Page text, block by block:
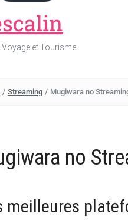
Voyage et Tourisme
/ Streaming / Mugiwara no
no
meilleures